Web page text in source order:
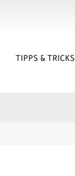
TIPPS & TRICKS